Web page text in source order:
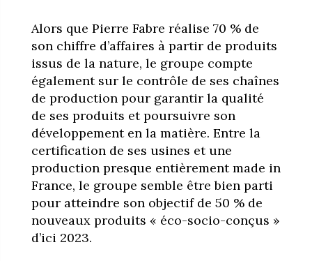
Alors que Pierre Fabre réalise 70 % de
son chiffre d’affaires à partir de produits
issus de la nature, le groupe compte
également sur le contrôle de ses chaînes
de production pour garantir la qualité
de ses produits et poursuivre son
développement en la matière. Entre la
certification de ses usines et une
production presque entièrement made in
France, le groupe semble être bien parti
pour atteindre son objectif de 50 % de
nouveaux produits « éco-socio-conçus »
d’ici 2023.